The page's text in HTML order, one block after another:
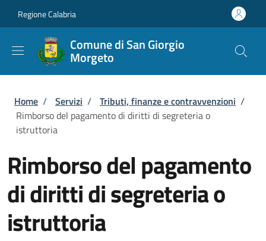
Regione Calabria
Comune di San Giorgio
Morgeto
Briciole di pane
Home / Servizi / Tributi, finanze e contravvenzioni /
Rimborso del pagamento di diritti di segreteria o
istruttoria
Rimborso del pagamento
di diritti di segreteria o
istruttoria